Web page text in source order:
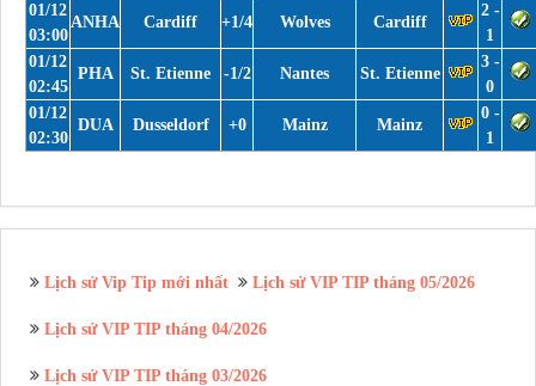
01/12
03:00
ANHA Cardiff +1/4 Wolves Cardiff
2 -
1
01/12
02:45
PHA St. Etienne -1/2 Nantes St. Etienne
3 -
0
01/12
02:30
DUA Dusseldorf +0 Mainz Mainz
0 -
1
Lịch sử Vip Tip mới nhất Lịch sử VIP TIP tháng 05/2026
Lịch sử VIP TIP tháng 04/2026
Lịch sử VIP TIP tháng 03/2026